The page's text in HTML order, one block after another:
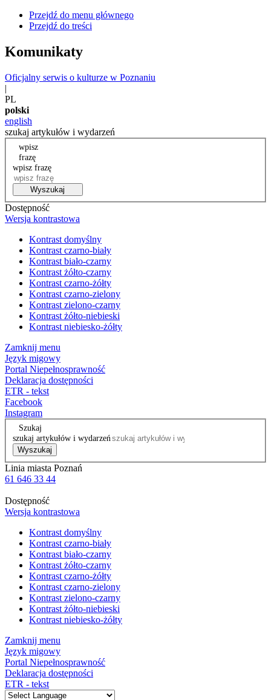
Przejdź do menu głównego
Przejdź do treści
Komunikaty
Oficjalny serwis o kulturze w Poznaniu
|
PL
polski
english
szukaj artykułów i wydarzeń
wpisz
frazę
wpisz frazę
Wyszukaj
Dostępność
Wersja kontrastowa
Kontrast domyślny
Kontrast czarno-biały
Kontrast biało-czarny
Kontrast żółto-czarny
Kontrast czarno-żółty
Kontrast czarno-zielony
Kontrast zielono-czarny
Kontrast żółto-niebieski
Kontrast niebiesko-żółty
Zamknij menu
Język migowy
Portal Niepełnosprawność
Deklaracja dostępności
ETR - tekst
Facebook
Instagram
Szukaj
szukaj artykułów i wydarzeń
Wyszukaj
Linia miasta Poznań
61 646 33 44
Dostępność
Wersja kontrastowa
Kontrast domyślny
Kontrast czarno-biały
Kontrast biało-czarny
Kontrast żółto-czarny
Kontrast czarno-żółty
Kontrast czarno-zielony
Kontrast zielono-czarny
Kontrast żółto-niebieski
Kontrast niebiesko-żółty
Zamknij menu
Język migowy
Portal Niepełnosprawność
Deklaracja dostępności
ETR - tekst